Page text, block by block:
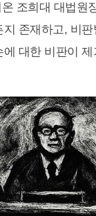
조희대 대법원
존재하고, 비
대한 비판이